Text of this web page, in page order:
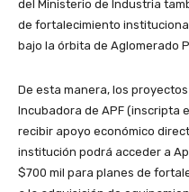
del Ministerio de Industria
de fortalecimiento
bajo la órbita de Aglomerado
De esta manera, los
Incubadora de APF (inscripta
recibir apoyo económico
institución podrá acceder a
$700 mil para planes de